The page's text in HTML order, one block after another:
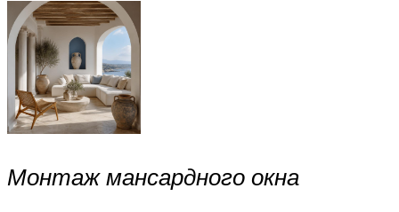
Монтаж мансардного окна